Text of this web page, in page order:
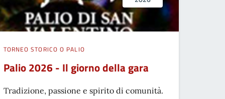
TORNEO STORICO O PALIO
Palio 2026 - Il giorno della gara
Tradizione, passione e spirito di comunità.